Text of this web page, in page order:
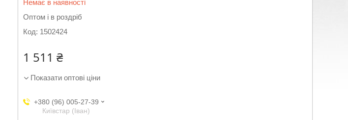
Немає в наявності
Оптом і в роздріб
Код: 1502424
1 511 ₴
Показати оптові ціни
+380 (96) 005-27-39
Київстар (Іван)